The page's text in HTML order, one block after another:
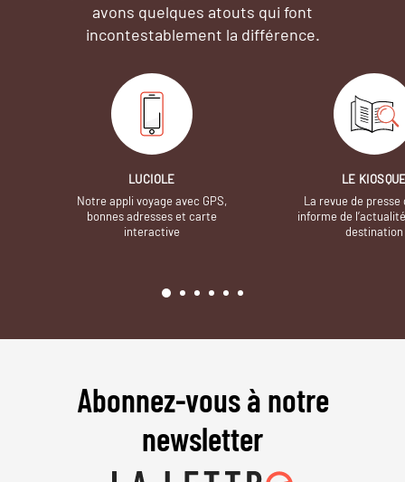
avons quelques atouts qui font
incontestablement la différence.
LUCIOLE
Notre appli voyage avec GPS,
bonnes adresses et carte
interactive
LE
La revue de presse
informe de
destination
Abonnez-vous à notre
newsletter